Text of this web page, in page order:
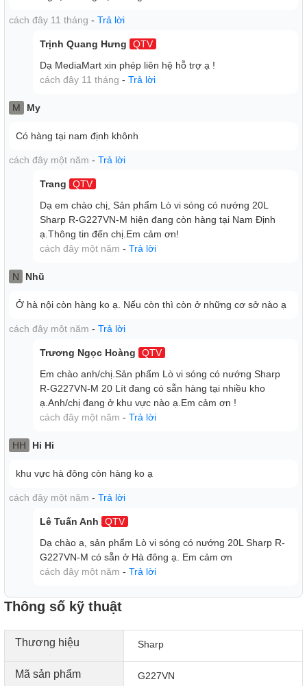
BẢNG ĐIỀU KHIỂN ANH-VIỆT
Lò vi sóng Sharpcó bảng điều khiển hỗ trợ ngôn ngữ Tiếng
Anh và Tiếng Việt giúp bạn dễ dàng thao tác trong suốt quá
trình sử dụng.
cách đây 11 tháng - Trả lời
Trịnh Quang Hưng
QTV
Dạ MediaMart xin phép liên hệ hỗ trợ ạ !
cách đây 11 tháng - Trả lời
M My
Có hàng tại nam định khônh
cách đây một năm - Trả lời
Trang
QTV
Dạ em chào chị, Sản phẩm Lò vi sóng có nướng 20L
Sharp R-G227VN-M hiện đang còn hàng tại Nam Định
ạ.Thông tin đến chị.Em cảm ơn!
cách đây một năm - Trả lời
N Nhũ
Ở hà nội còn hàng ko ạ. Nếu còn thì còn ở những cơ sở nào ạ
cách đây một năm - Trả lời
Trương Ngọc Hoàng
QTV
Em chào anh/chị.Sản phẩm Lò vi sóng có nướng Sharp
R-G227VN-M 20 Lít đang có sẵn hàng tại nhiều kho
ạ.Anh/chị đang ở khu vực nào ạ.Em cảm ơn !
cách đây một năm - Trả lời
HH Hi Hi
khu vực hà đông còn hàng ko ạ
cách đây một năm - Trả lời
Lê Tuấn Anh
QTV
Dạ chào a, sản phẩm Lò vi sóng có nướng 20L Sharp R-
G227VN-M có sẵn ở Hà đông ạ. Em cảm ơn
cách đây một năm - Trả lời
Thông số kỹ thuật
Thương hiệu Sharp
Mã sản phẩm G227VN